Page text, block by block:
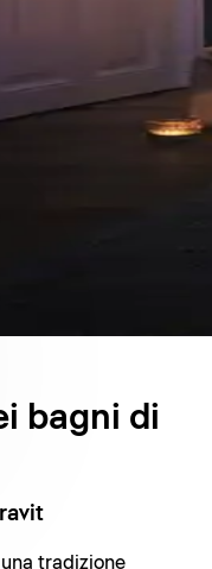
bagni di
tradizione